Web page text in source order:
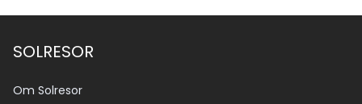
SOLRESOR
Om Solresor